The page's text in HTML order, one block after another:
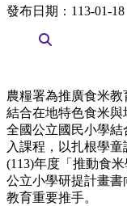
發布日期：113-01-18
農糧署為推廣食米
結合在地特色食米
全國公立國民小學
入課程，以扎根學
(113)年度「推動食
公立小學研提計畫
教育重要推手。